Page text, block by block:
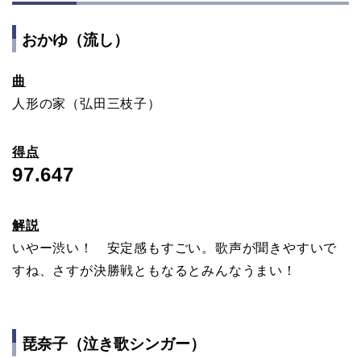
おかゆ（流し）
曲
人形の家（弘田三枝子）
得点
97.647
解説
いやー渋い！ 安定感もすごい。歌声が聞きやすいで
すね、さすが決勝戦ともなるとみんなうまい！
琵奈子（泣き歌シンガー）